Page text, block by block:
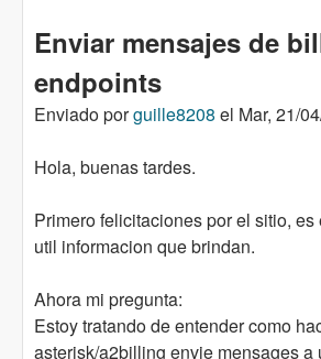
Enviar mensajes de
endpoints
Enviado porguille8208 el Mar, 21/
Hola, buenas tardes.
Primero felicitaciones por el sitio,
util informacion que brindan.
Ahora mi pregunta:
Estoy tratando de entender como
asterisk/a2billing envie mensages a